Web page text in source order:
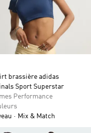
brassière adidas
Sport Superstar
Performance
Mix & Match